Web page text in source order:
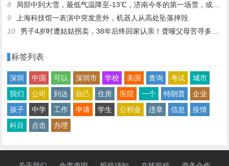
8
局部中到大雪，最低气温降至-13℃，济南今冬的第一场雪，或跟去年同一时间！
9
上海科技馆一表演中突发意外，机器人从高处坠落摔毁
10
男子4岁时遭姑姑拐卖，38年后终回家认亲！聋哑父母苦寻多年，母亲已抱憾离世丨红星寻人
标签列表
深圳 中国 可以 深圳市 学校 美国 查询 考试
城市
我们
公司 到达 自己 住房 医院 一个 特朗普
企业
孩子
中学 工作 申请 学生 公积金 违章 信息
疫情
科目
点击 办理